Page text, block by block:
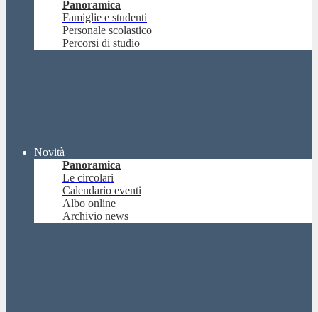
Panoramica
Famiglie e studenti
Personale scolastico
Percorsi di studio
Novità
Panoramica
Le circolari
Calendario eventi
Albo online
Archivio news